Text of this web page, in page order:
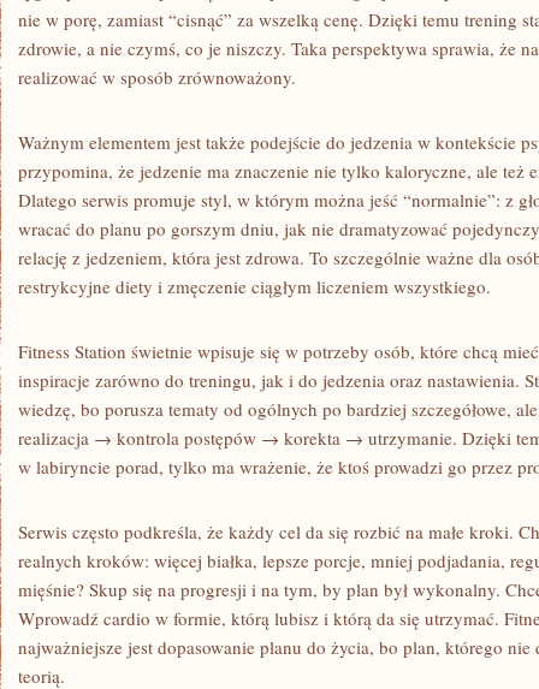
nie w porę, zamiast “cisnąć” za wszelką cenę. Dzięki temu trening
zdrowie, a nie czymś, co je niszczy. Taka perspektywa sprawia, że
realizować w sposób zrównoważony.
Ważnym elementem jest także podejście do jedzenia w kontekście
przypomina, że jedzenie ma znaczenie nie tylko kaloryczne, ale też
Dlatego serwis promuje styl, w którym można jeść “normalnie”: z
wracać do planu po gorszym dniu, jak nie dramatyzować
relację z jedzeniem, która jest zdrowa. To szczególnie ważne dla
restrykcyjne diety i zmęczenie ciągłym liczeniem wszystkiego.
Fitness Station świetnie wpisuje się w potrzeby osób, które chcą
inspiracje zarówno do treningu, jak i do jedzenia oraz nastawienia.
wiedzę, bo porusza tematy od ogólnych po bardziej szczegółowe,
realizacja → kontrola postępów → korekta → utrzymanie. Dzięki
w labiryncie porad, tylko ma wrażenie, że ktoś prowadzi go przez
Serwis często podkreśla, że każdy cel da się rozbić na małe kroki.
realnych kroków: więcej białka, lepsze porcje, mniej podjadania,
mięśnie? Skup się na progresji i na tym, by plan był wykonalny.
Wprowadź cardio w formie, którą lubisz i którą da się utrzymać.
najważniejsze jest dopasowanie planu do życia, bo plan, którego
teorią.